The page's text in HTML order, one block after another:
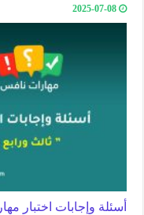
2025-07-08
أسئلة وإجابات اختبار